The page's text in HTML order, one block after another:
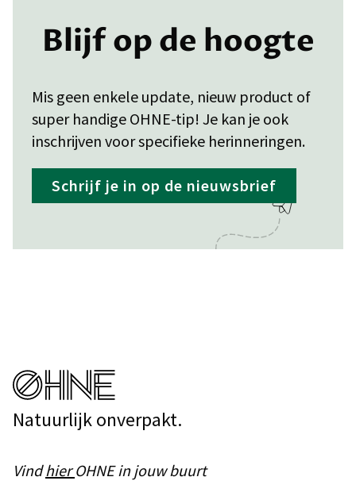
Blijf op de hoogte
Mis geen enkele update, nieuw product of
super handige OHNE-tip! Je kan je ook
inschrijven voor specifieke herinneringen.
Schrijf je in op de nieuwsbrief
Natuurlijk onverpakt.
VindhierOHNE in jouw buurt